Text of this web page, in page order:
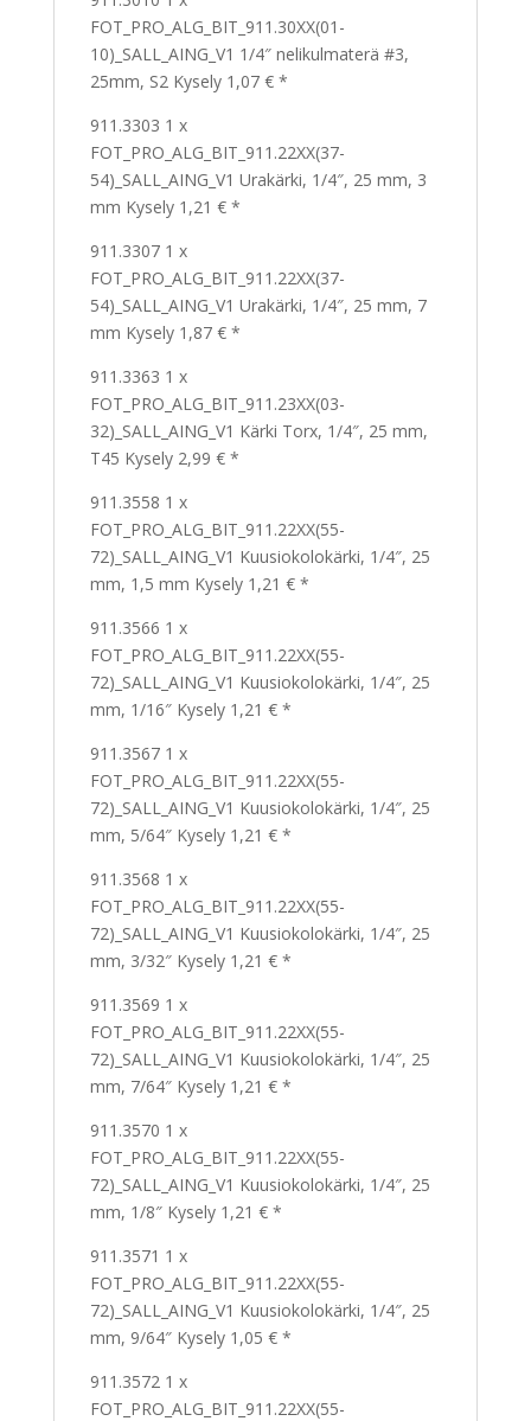
FOT_PRO_ALG_BIT_911.30XX(01-
10)_SALL_AING_V1 1/4″ nelikulmaterä #3,
25mm, S2 Kysely 1,07 € *
911.3303 1 x
FOT_PRO_ALG_BIT_911.22XX(37-
54)_SALL_AING_V1 Urakärki, 1/4″, 25 mm, 3
mm Kysely 1,21 € *
911.3307 1 x
FOT_PRO_ALG_BIT_911.22XX(37-
54)_SALL_AING_V1 Urakärki, 1/4″, 25 mm, 7
mm Kysely 1,87 € *
911.3363 1 x
FOT_PRO_ALG_BIT_911.23XX(03-
32)_SALL_AING_V1 Kärki Torx, 1/4″, 25 mm,
T45 Kysely 2,99 € *
911.3558 1 x
FOT_PRO_ALG_BIT_911.22XX(55-
72)_SALL_AING_V1 Kuusiokolokärki, 1/4″, 25
mm, 1,5 mm Kysely 1,21 € *
911.3566 1 x
FOT_PRO_ALG_BIT_911.22XX(55-
72)_SALL_AING_V1 Kuusiokolokärki, 1/4″, 25
mm, 1/16″ Kysely 1,21 € *
911.3567 1 x
FOT_PRO_ALG_BIT_911.22XX(55-
72)_SALL_AING_V1 Kuusiokolokärki, 1/4″, 25
mm, 5/64″ Kysely 1,21 € *
911.3568 1 x
FOT_PRO_ALG_BIT_911.22XX(55-
72)_SALL_AING_V1 Kuusiokolokärki, 1/4″, 25
mm, 3/32″ Kysely 1,21 € *
911.3569 1 x
FOT_PRO_ALG_BIT_911.22XX(55-
72)_SALL_AING_V1 Kuusiokolokärki, 1/4″, 25
mm, 7/64″ Kysely 1,21 € *
911.3570 1 x
FOT_PRO_ALG_BIT_911.22XX(55-
72)_SALL_AING_V1 Kuusiokolokärki, 1/4″, 25
mm, 1/8″ Kysely 1,21 € *
911.3571 1 x
FOT_PRO_ALG_BIT_911.22XX(55-
72)_SALL_AING_V1 Kuusiokolokärki, 1/4″, 25
mm, 9/64″ Kysely 1,05 € *
911.3572 1 x
FOT_PRO_ALG_BIT_911.22XX(55-